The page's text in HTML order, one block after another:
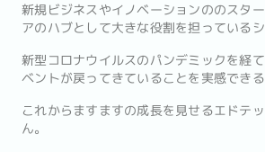
新規ビジネスやイノベーションののスタ
アのハブとして大きな役割を担っているシ
新型コロナウイルスのパンデミックを経
ベントが戻ってきていることを実感できる
これからますますの成長を見せるエドテ
ん。